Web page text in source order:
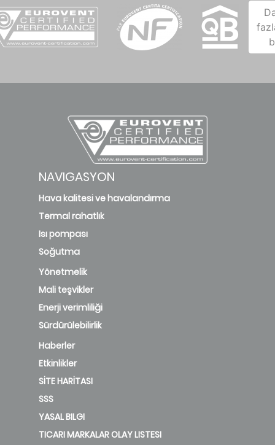
NAVIGASYON
Hava kalitesi ve havalandırma
Termal rahatlık
Isı pompası
Soğutma
Yönetmelik
Mali teşvikler
Enerji verimliliği
Sürdürülebilirlik
Haberler
Etkinlikler
SİTE HARİTASI
SSS
YASAL BILGI
TICARI MARKALAR OLAY LISTESI